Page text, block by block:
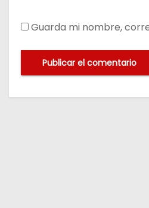
Guarda mi nombre,